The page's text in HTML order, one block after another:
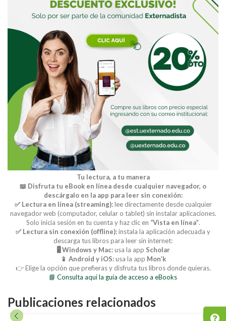
Buscar
Buscar
Tu lectura, a tu manera
📖 Disfruta tu eBook en línea desde cualquier navegador, o
descárgalo en la app para leer sin conexión:
✅ Lectura en línea (streaming):lee directamente desde cualquier
navegador web (computador, celular o tablet) sin instalar aplicaciones.
Solo inicia sesión en tu cuenta y haz clic en “Vista en línea”.
✅ Lectura sin conexión (offline):instala la aplicación adecuada y
descarga tus libros para leer sin internet:
🖥️ Windows y Mac:usa la app Scholar
📱 Android y iOS:usa la app Mon’k
👉 Elige la opción que prefieras y disfruta tus libros donde quieras.
📘 Consulta aquí la guía de acceso a eBooks
Publicaciones relacionados